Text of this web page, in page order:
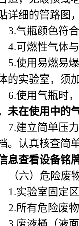
详细的管路图
3.气瓶颜色符
4.可燃性气体
5.使用易燃易
的实验室，须
6.使用气瓶时
未在使用中的
7.建立简单压
。认真核查简
息查看设备铭
（六）危险废
1.实验室固定
2.所有危险废